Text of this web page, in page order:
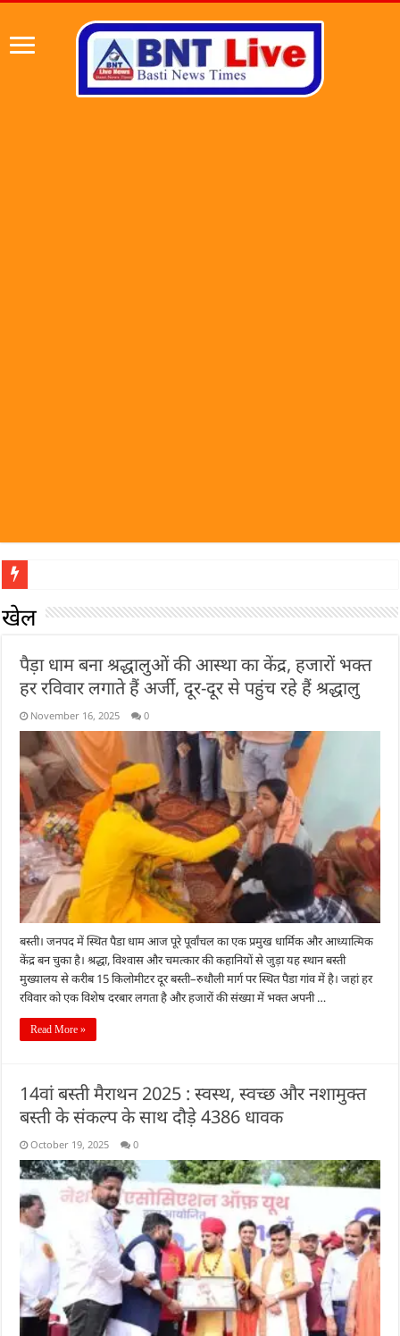
खेल
पैड़ा धाम बना श्रद्धालुओं की आस्था का केंद्र, हजारों भक्त
हर रविवार लगाते हैं अर्जी, दूर-दूर से पहुंच रहे हैं श्रद्धालु
November 16, 2025 0
बस्ती। जनपद में स्थित पैडा धाम आज पूरे पूर्वांचल का एक प्रमुख धार्मिक और आध्यात्मिक
केंद्र बन चुका है। श्रद्धा, विश्वास और चमत्कार की कहानियों से जुड़ा यह स्थान बस्ती
मुख्यालय से करीब 15 किलोमीटर दूर बस्ती–रुधौली मार्ग पर स्थित पैडा गांव में है। जहां हर
रविवार को एक विशेष दरबार लगता है और हजारों की संख्या में भक्त अपनी …
Read More »
14वां बस्ती मैराथन 2025 : स्वस्थ, स्वच्छ और नशामुक्त
बस्ती के संकल्प के साथ दौड़े 4386 धावक
October 19, 2025 0